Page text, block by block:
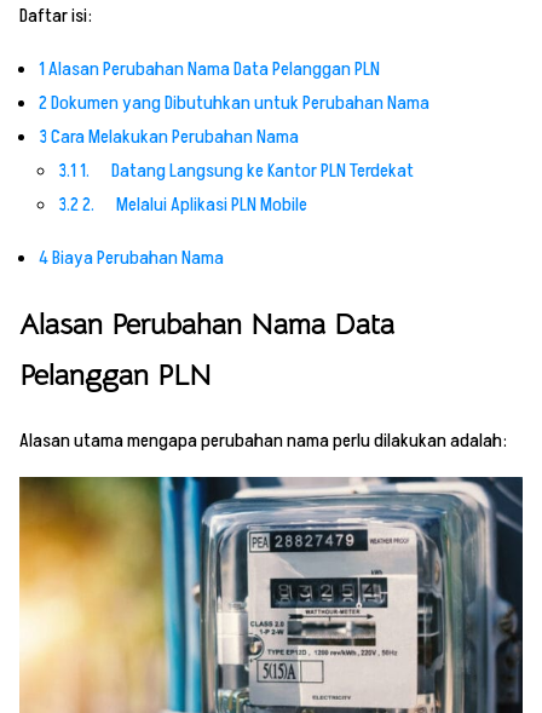
Daftar isi:
1Alasan Perubahan Nama Data Pelanggan PLN
2Dokumen yang Dibutuhkan untuk Perubahan Nama
3Cara Melakukan Perubahan Nama
3.11. Datang Langsung ke Kantor PLN Terdekat
3.22. Melalui Aplikasi PLN Mobile
4Biaya Perubahan Nama
Alasan Perubahan Nama Data
Pelanggan PLN
Alasan utama mengapa perubahan nama perlu dilakukan adalah: